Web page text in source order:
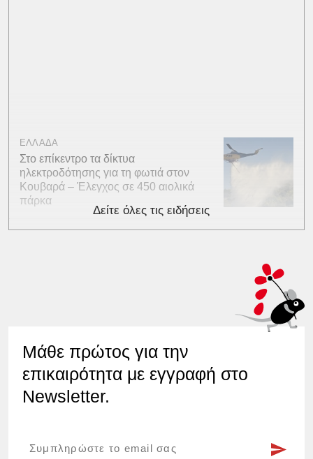
ΕΛΛΑΔΑ
Στο επίκεντρο τα δίκτυα
ηλεκτροδότησης για τη φωτιά στον
Κουβαρά – Έλεγχος σε 450 αιολικά
πάρκα
Δείτε όλες τις ειδήσεις
Μάθε πρώτος για την
επικαιρότητα με εγγραφή στο
Newsletter.